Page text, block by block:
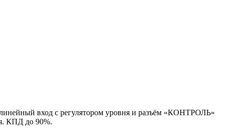
вход с регулятором уровня и разъём «КОНТРОЛЬ»
КПД до 90%.